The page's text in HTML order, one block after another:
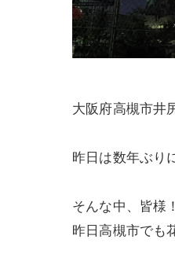
大阪府高槻市井
昨日は数年ぶり
そんな中、皆様
昨日高槻市でも